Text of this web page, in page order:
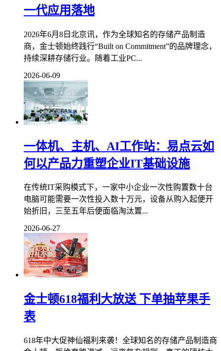
一代应用落地
2026年6月8日北京讯，作为全球知名的存储产品制造
商，金士顿始终践行“Built on Commitment”的品牌理念，
持续深耕存储行业。随着工业PC...
2026-06-09
一体机、主机、AI工作站：易点云如
何以产品力重塑企业IT基础设施
在传统IT采购模式下，一家中小企业一次性购置数十台
电脑可能需要一次性投入数十万元，设备从购入起便开
始折旧，三至五年后便面临淘汰置...
2026-06-27
金士顿618福利大放送 下单抽苹果手
表
618年中大促神仙福利来袭！全球知名的存储产品制造商